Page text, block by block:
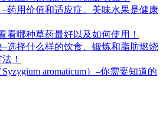
药用价值和适应症。美味水果是健康
看哪种草药最好以及如何使用！
选择什么样的饮食、锻炼和脂肪燃烧
！
aromaticum）–你需要知道的